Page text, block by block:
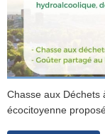
Chasse aux Déchets
écocitoyenne